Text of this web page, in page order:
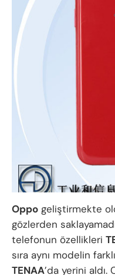
Oppo geliştirmekte
gözlerden
telefonun özellikleri
sıra aynı modelin
TENAA’da yerini aldı.